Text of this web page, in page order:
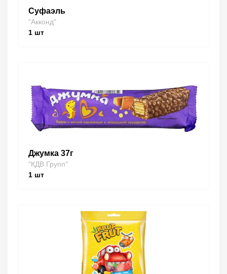
Суфаэль
"Акконд"
1 шт
Джумка 37г
"КДВ Групп"
1 шт